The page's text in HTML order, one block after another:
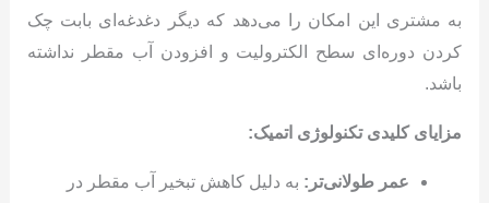
به مشتری این امکان را می‌دهد که دیگر دغدغه‌ای بابت چک
کردن دوره‌ای سطح الکترولیت و افزودن آب مقطر نداشته
باشد.
مزایای کلیدی تکنولوژی اتمیک:
عمر طولانی‌تر: به دلیل کاهش تبخیر آب مقطر در